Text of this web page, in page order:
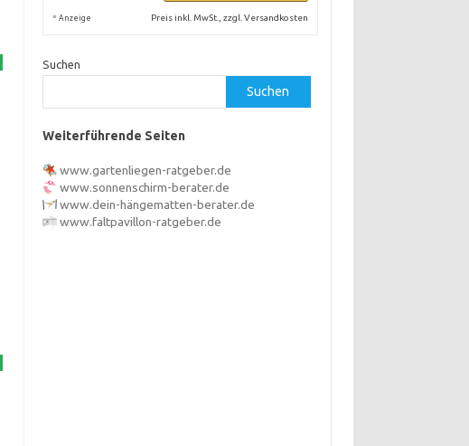
* Anzeige Preis inkl. MwSt., zzgl. Versandkosten
Suchen
Suchen
Weiterführende Seiten
www.gartenliegen-ratgeber.de
www.sonnenschirm-berater.de
www.dein-hängematten-berater.de
www.faltpavillon-ratgeber.de